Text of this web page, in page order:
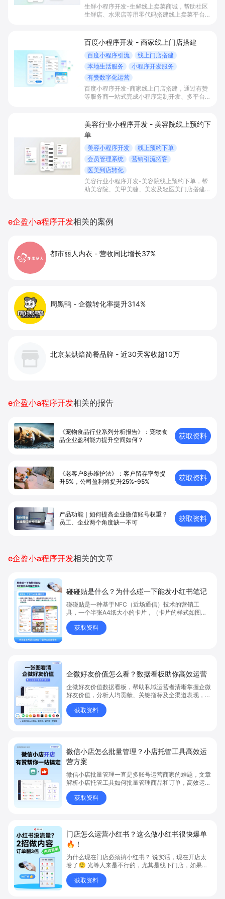
生鲜小程序开发-生鲜线上卖菜商城，帮助社区
生鲜店、水果店等用零代码搭建线上卖菜平台，
力。
百度小程序开发 - 商家线上门店搭建
百度小程序引流
线上门店搭建
本地生活服务
小程序开发服务
有赞数字化运营
百度小程序开发-商家线上门店搭建，通过有赞
等服务商一站式完成小程序定制开发、多平台联
提升到店与下单转化。
美容行业小程序开发 - 美容院线上预约下
单
美容小程序开发
线上预约下单
会员管理系统
营销引流拓客
医美到店转化
美容行业小程序开发-美容院线上预约下单，帮
助美容院、美甲美睫、美发及轻医美门店搭建线
e企盈小a程序开发相关的案例
都市丽人内衣 - 营收同比增长37%
周黑鸭 - 企微转化率提升314%
北京某烘焙简餐品牌 - 近30天客收超10万
e企盈小a程序开发相关的报告
《宠物食品行业系列分析报告》：宠物食
品企业盈利能力提升空间如何？
获取资料
《老客户8步维护法》：客户留存率每提
升5%，公司盈利将提升25%-95%
获取资料
产品功能｜如何提高企业微信账号权重？
员工、企业两个角度缺一不可
获取资料
e企盈小a程序开发相关的文章
碰碰贴是什么？为什么碰一下能发小红书笔记
碰碰贴是一种基于NFC（近场通信）技术的营销工
具，一个半张A4纸大小的卡片，（卡片的样式如图
4），它可以用来帮助商家提升门店的曝光度、吸引顾
客并实现高效转化。
获取资料
企微好友价值怎么看？数据看板助你高效运营
企微好友价值数据看板，帮助私域运营者清晰掌握企微
好友价值，分析人均贡献、关键指标及全渠道表现，有
效提升私域客户转化。想知道如何用企微好友价值数据
优化私域运营，点击获取详细解析，立即学习如何提升
运营成效。
获取资料
微信小店怎么批量管理？小店托管工具高效运
营方案
微信小店批量管理一直是多账号运营商家的难题，文章
解析小店托管工具如何批量管理商品和订单，高效运营
多账号微信小店。通过智能同步、AI运营托管和丰富营
销玩法，全面提升门店管理效率。点击了解微信小店批
量管理、高效托管的实用方案！
获取资料
门店怎么运营小红书？这么做小红书很快爆单
🔥！
为什么现在门店必须搞小红书？ 说实话，现在开店太
卷了😮‍💨 光等人来是不行的，尤其是线下门店，如果你
还没开始做小红书，那真的就是“闭着眼放弃客流”🚪
💸 获取资料